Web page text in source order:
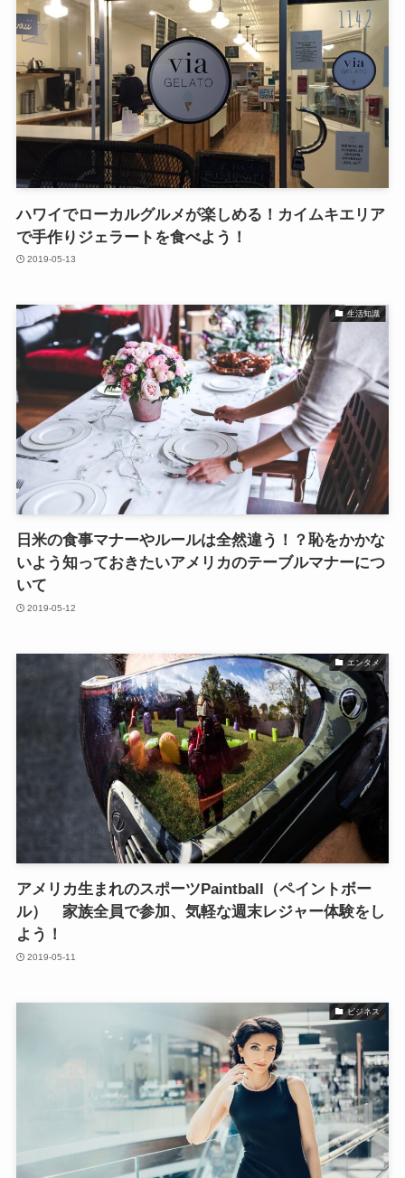
ハワイでローカルグルメが楽しめる！カイムキエリア
で手作りジェラートを食べよう！
2019-05-13
生活知識
日米の食事マナーやルールは全然違う！？恥をかかな
いよう知っておきたいアメリカのテーブルマナーにつ
いて
2019-05-12
エンタメ
アメリカ生まれのスポーツPaintball（ペイントボー
ル） 家族全員で参加、気軽な週末レジャー体験をし
よう！
2019-05-11
ビジネス